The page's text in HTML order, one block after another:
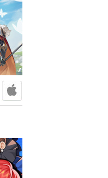
애플스
애플스